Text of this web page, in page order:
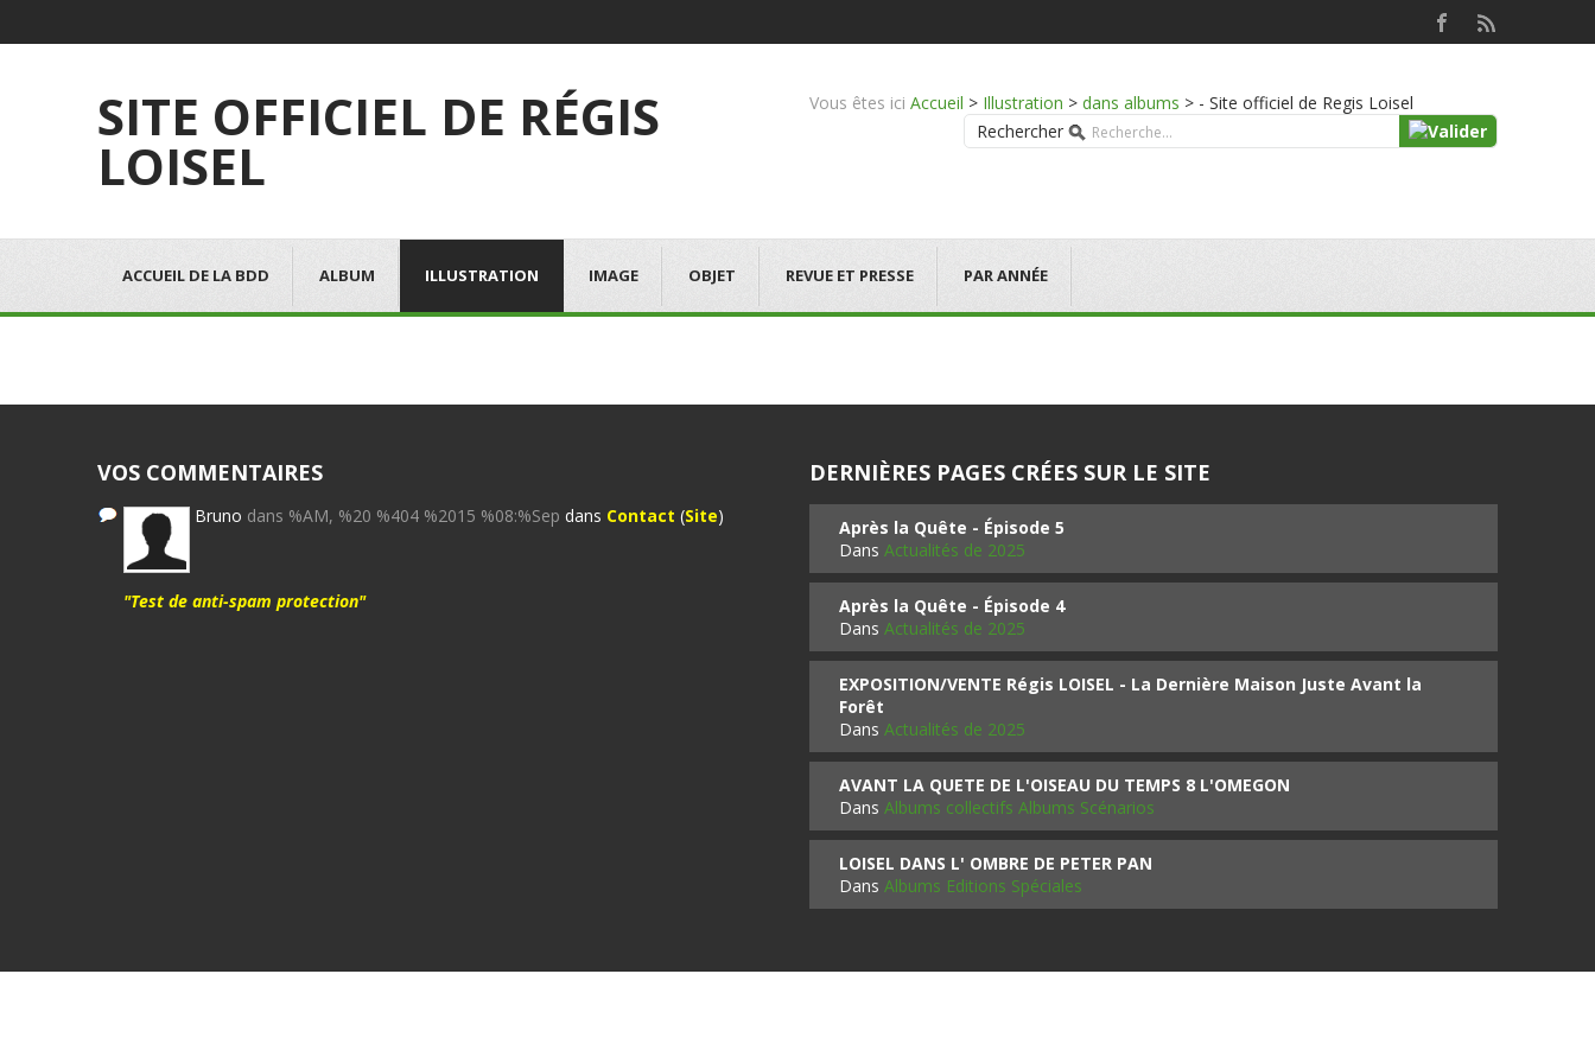
SITE OFFICIEL DE RÉGIS
LOISEL
Vous êtes ici Accueil > Illustration > dans albums > - Site officiel de Regis Loisel
Rechercher
ACCUEIL DE LA BDD ALBUM ILLUSTRATION IMAGE OBJET REVUE ET PRESSE PAR ANNÉE
VOS COMMENTAIRES
Bruno dans %AM, %20 %404 %2015 %08:%Sep dans Contact (Site)
"Test de anti-spam protection"
DERNIÈRES PAGES CRÉES SUR LE SITE
Après la Quête - Épisode 5
Dans Actualités de 2025
Après la Quête - Épisode 4
Dans Actualités de 2025
EXPOSITION/VENTE Régis LOISEL - La Dernière Maison Juste Avant la
Forêt
Dans Actualités de 2025
AVANT LA QUETE DE L'OISEAU DU TEMPS 8 L'OMEGON
Dans Albums collectifs Albums Scénarios
LOISEL DANS L' OMBRE DE PETER PAN
Dans Albums Editions Spéciales